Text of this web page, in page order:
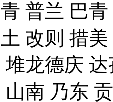
普兰 巴
改则 措
龙德庆
南 乃东